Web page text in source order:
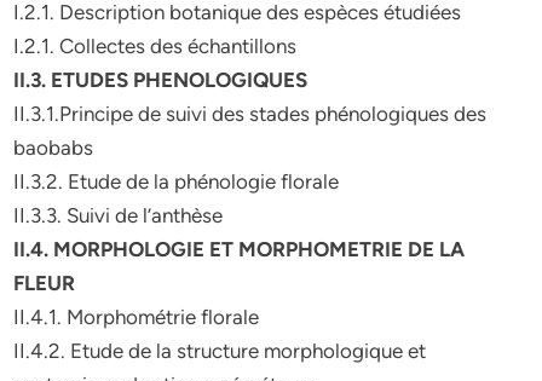
I.2.1. Description botanique des espèces étudiées
I.2.1. Collectes des échantillons
II.3. ETUDES PHENOLOGIQUES
II.3.1.Principe de suivi des stades phénologiques des
baobabs
II.3.2. Etude de la phénologie florale
II.3.3. Suivi de l’anthèse
II.4. MORPHOLOGIE ET MORPHOMETRIE DE LA
FLEUR
II.4.1. Morphométrie florale
II.4.2. Etude de la structure morphologique et